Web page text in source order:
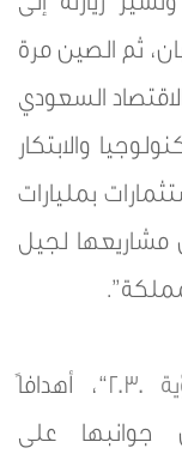
زيارته إلى
ثم الصين مرة
السعودي
والابتكار
بمليارات
مشاريعها لجيل
2030
“، أهدافاً
على